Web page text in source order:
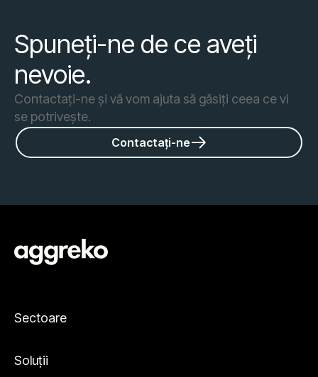
Spuneți-ne de ce aveți
nevoie.
Contactați-ne și vă vom ajuta să găsiți ceea ce vi
se potrivește.
Contactați-ne
Sectoare
Soluții